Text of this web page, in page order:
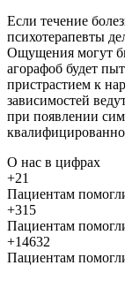
Если течение
психотерапевты
Ощущения могут
агорафоб будет
пристрастием к
зависимостей
при появлении
О нас в цифрах
+21
Пациентам
+315
Пациентам
+14632
Пациентам